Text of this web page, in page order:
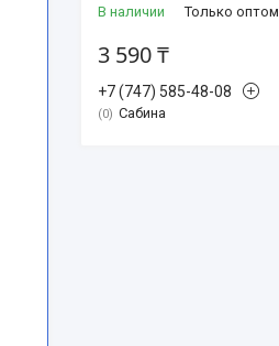
В наличии Только оптом
3 590 ₸
+7 (747) 585-48-08
0 Сабина